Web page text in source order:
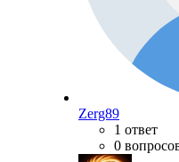
Zerg89
1 ответ
0